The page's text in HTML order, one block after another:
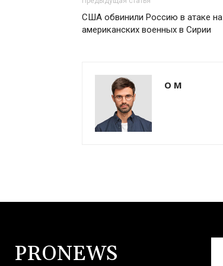
США обвинили Россию в атаке на
американских военных в Сирии
О М
PRONEWS